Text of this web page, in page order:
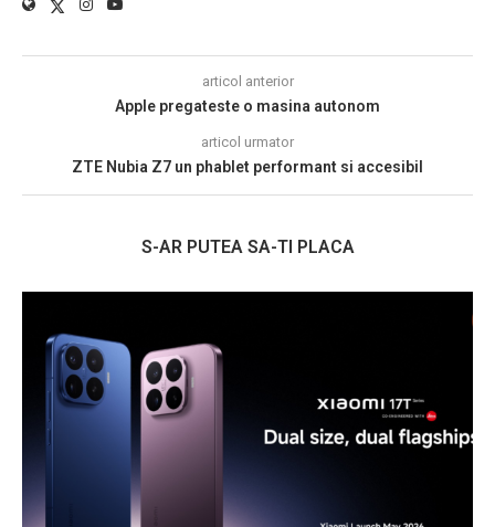
articol anterior
Apple pregateste o masina autonom
articol urmator
ZTE Nubia Z7 un phablet performant si accesibil
S-AR PUTEA SA-TI PLACA